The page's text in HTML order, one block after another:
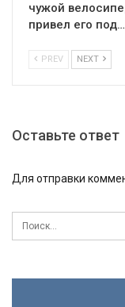
чужой
привел его под…
PREV NEXT
Оставьте ответ
Для отправки